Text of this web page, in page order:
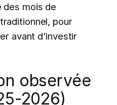
mois de
pour
avant d’investir
observée
2026)